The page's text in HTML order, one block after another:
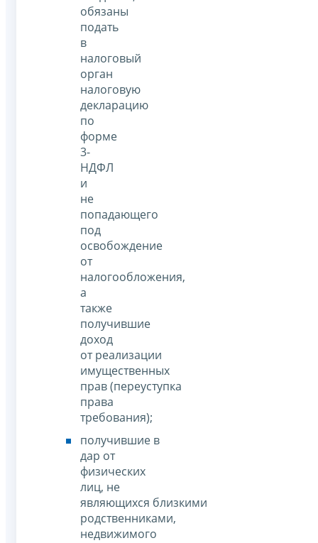
обязаны
подать
в
налоговый
орган
налоговую
декларацию
по
форме
3-
НДФЛ
и
не
попадающего
под
освобождение
от
налогообложения,
а
также
получившие
доход
от реализации
имущественных
прав (переуступка
права
требования);
получившие в
дар от
физических
лиц, не
являющихся близкими
родственниками,
недвижимого